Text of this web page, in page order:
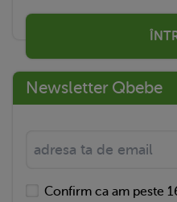
Newsletter Qbebe
Confirm ca am peste